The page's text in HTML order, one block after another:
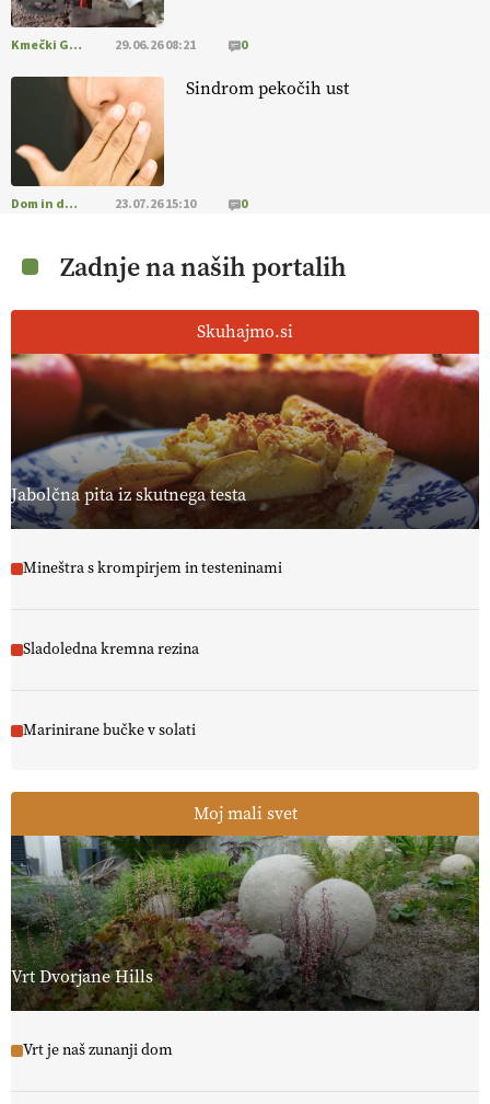
Kmečki Glas 29.06.26 08:21 0
Sindrom pekočih ust
Dom in družina 23.07.26 15:10 0
Zadnje na naših portalih
Skuhajmo.si
Jabolčna pita iz skutnega testa
Mineštra s krompirjem in testeninami
Sladoledna kremna rezina
Marinirane bučke v solati
Moj mali svet
Vrt Dvorjane Hills
Vrt je naš zunanji dom